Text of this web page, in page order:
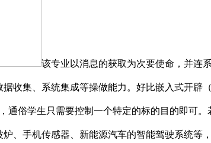
该专业以消息的获取为次要使命，并连
收集、系统集成等操做能力。好比嵌入式开辟
俗学生只需要控制一个特定的标的目的即可
、手机传感器、新能源汽车的智能驾驶系统等